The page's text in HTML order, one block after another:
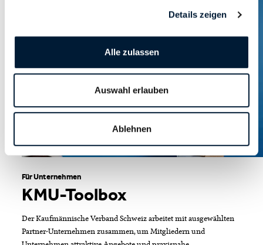
Details zeigen
Alle zulassen
Auswahl erlauben
Ablehnen
KMU-Toolbox
Für Unternehmen
Der Kaufmännische Verband Schweiz arbeitet mit ausgewählten
Partner-Unternehmen zusammen, um Mitgliedern und